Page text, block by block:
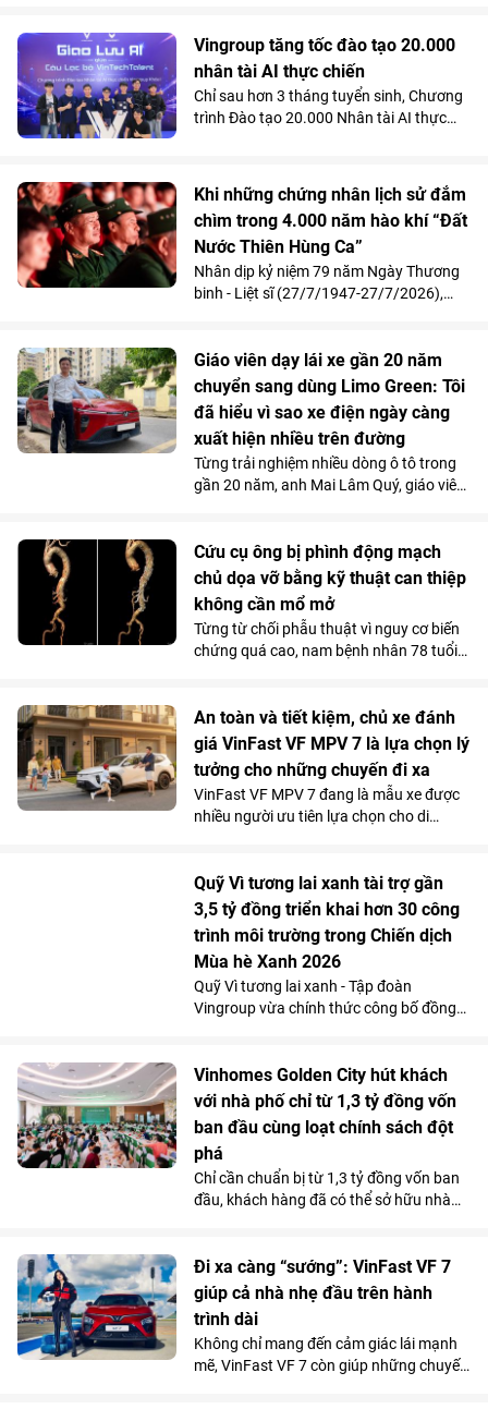
toàn bộ xương sên bằng vật liệu
Titanium in 3D tại Bệnh viện Đa khoa
Quốc tế Vinmec Times City.
Vingroup tăng tốc đào tạo 20.000
nhân tài AI thực chiến
Chỉ sau hơn 3 tháng tuyển sinh, Chương
trình Đào tạo 20.000 Nhân tài AI thực
quả 100% học viên đạt chuẩn khóa I
được mời làm việc ngay sau khi tốt
nghiệp, Chương trình đang tăng tốc mở
rộng quy mô đào tạo nhằm đảm bảo
mục tiêu cung cấp từ 10.000 - 20.000
nhân tài AI trong vòng 2 năm, đáp ứng
Khi những chứng nhân lịch sử đắm
chìm trong 4.000 năm hào khí “Đất
Nước Thiên Hùng Ca”
Nhân dịp kỷ niệm 79 năm Ngày Thương
binh - Liệt sĩ (27/7/1947-27/7/2026),
chiến thưởng thức show diễn “Đất Nước
Thiên Hùng Ca” tại Vinpearl Theatre
Ocean City. Phản hồi xúc động của chính
những người từng đi qua chiến tranh đã
góp phần khẳng định ý nghĩa nhân văn
và giá trị lan tỏa của tác phẩm nghệ
thuật lấy cảm hứng từ hơn 4.000 năm
Giáo viên dạy lái xe gần 20 năm
chuyển sang dùng Limo Green: Tôi
đã hiểu vì sao xe điện ngày càng
xuất hiện nhiều trên đường
Từng trải nghiệm nhiều dòng ô tô trong
gần 20 năm, anh Mai Lâm Quý, giáo viên
Green đã thay đổi hoàn toàn góc nhìn
của anh về xe điện. Không gian 7 chỗ
rộng rãi, khả năng tăng tốc mượt và chi
phí sử dụng thấp đến khó tin giúp mẫu
MPV điện vừa trở thành “xe ruột” của
anh trong công việc, vừa phục vụ trọn
Cứu cụ ông bị phình động mạch
chủ dọa vỡ bằng kỹ thuật can thiệp
không cần mổ mở
Từng từ chối phẫu thuật vì nguy cơ biến
chứng quá cao, nam bệnh nhân 78 tuổi
các bác sĩ Vinmec Times City điều trị
thành công. Bí quyết nằm ở kỹ thuật tái
tạo hệ thống mạch tạng mà không cần
mở ngực hay mở bụng.
An toàn và tiết kiệm, chủ xe đánh
giá VinFast VF MPV 7 là lựa chọn lý
tưởng cho những chuyến đi xa
VinFast VF MPV 7 đang là mẫu xe được
nhiều người ưu tiên lựa chọn cho di
mà vẫn tiết kiệm chi phí.
Quỹ Vì tương lai xanh tài trợ gần
3,5 tỷ đồng triển khai hơn 30 công
trình môi trường trong Chiến dịch
Mùa hè Xanh 2026
Quỹ Vì tương lai xanh - Tập đoàn
Vingroup vừa chính thức công bố đồng
Nguồn lực này sẽ được sử dụng để triển
khai hơn 30 công trình môi trường cộng
đồng tại 11 tỉnh, thành phố, góp phần cải
thiện điều kiện sống, bảo vệ môi trường
và mang lại lợi ích cho hơn 100.000
người dân trên cả nước.
Vinhomes Golden City hút khách
với nhà phố chỉ từ 1,3 tỷ đồng vốn
ban đầu cùng loạt chính sách đột
phá
Chỉ cần chuẩn bị từ 1,3 tỷ đồng vốn ban
đầu, khách hàng đã có thể sở hữu nhà
tâm cùng chính sách hỗ trợ lãi suất tốt
bậc nhất thị trường từ chủ đầu tư đang
giúp dự án thu hút người mua ở thực lẫn
nhà đầu tư tìm kiếm sản phẩm có khả
năng khai thác kinh doanh và tăng giá
lâu dài.
Đi xa càng “sướng”: VinFast VF 7
giúp cả nhà nhẹ đầu trên hành
trình dài
Không chỉ mang đến cảm giác lái mạnh
mẽ, VinFast VF 7 còn giúp những chuyến